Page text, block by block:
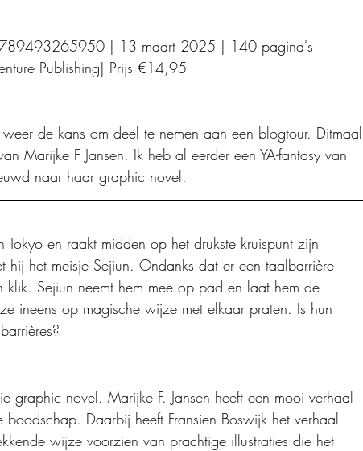
| 13 maart 2025 | 140 pagina's
Publishing| Prijs €14,95
de kans om deel te nemen aan een blogtour. Ditmaal
Marijke F Jansen. Ik heb al eerder een YA-fantasy van
naar haar graphic novel.
en raakt midden op het drukste kruispunt zijn
hij het meisje Sejiun. Ondanks dat er een taalbarrière
klik. Sejiun neemt hem mee op pad en laat hem de
ineens op magische wijze met elkaar praten. Is hun
graphic novel. Marijke F. Jansen heeft een mooi verhaal
Daarbij heeft Fransien Boswijk het verhaal
wijze voorzien van prachtige illustraties die het